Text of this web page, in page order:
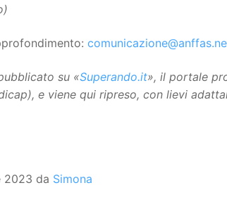
su «Superando.it», il portale
e viene qui ripreso, con lievi
2023 da Simona